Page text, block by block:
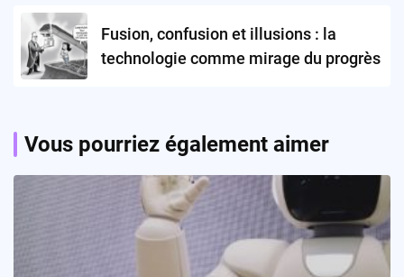
Fusion, confusion et illusions : la
technologie comme mirage du progrès
Vous pourriez également aimer